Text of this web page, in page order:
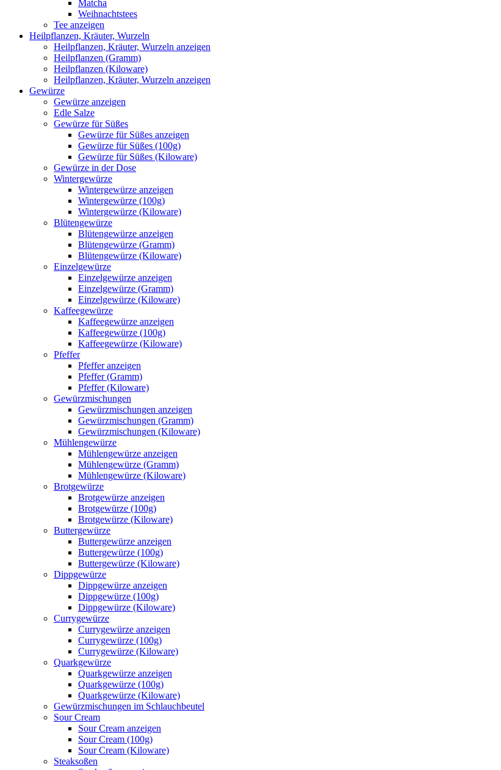
Matcha
Weihnachtstees
Tee anzeigen
Heilpflanzen, Kräuter, Wurzeln
Heilpflanzen, Kräuter, Wurzeln anzeigen
Heilpflanzen (Gramm)
Heilpflanzen (Kiloware)
Heilpflanzen, Kräuter, Wurzeln anzeigen
Gewürze
Gewürze anzeigen
Edle Salze
Gewürze für Süßes
Gewürze für Süßes anzeigen
Gewürze für Süßes (100g)
Gewürze für Süßes (Kiloware)
Gewürze in der Dose
Wintergewürze
Wintergewürze anzeigen
Wintergewürze (100g)
Wintergewürze (Kiloware)
Blütengewürze
Blütengewürze anzeigen
Blütengewürze (Gramm)
Blütengewürze (Kiloware)
Einzelgewürze
Einzelgewürze anzeigen
Einzelgewürze (Gramm)
Einzelgewürze (Kiloware)
Kaffeegewürze
Kaffeegewürze anzeigen
Kaffeegewürze (100g)
Kaffeegewürze (Kiloware)
Pfeffer
Pfeffer anzeigen
Pfeffer (Gramm)
Pfeffer (Kiloware)
Gewürzmischungen
Gewürzmischungen anzeigen
Gewürzmischungen (Gramm)
Gewürzmischungen (Kiloware)
Mühlengewürze
Mühlengewürze anzeigen
Mühlengewürze (Gramm)
Mühlengewürze (Kiloware)
Brotgewürze
Brotgewürze anzeigen
Brotgewürze (100g)
Brotgewürze (Kiloware)
Buttergewürze
Buttergewürze anzeigen
Buttergewürze (100g)
Buttergewürze (Kiloware)
Dippgewürze
Dippgewürze anzeigen
Dippgewürze (100g)
Dippgewürze (Kiloware)
Currygewürze
Currygewürze anzeigen
Currygewürze (100g)
Currygewürze (Kiloware)
Quarkgewürze
Quarkgewürze anzeigen
Quarkgewürze (100g)
Quarkgewürze (Kiloware)
Gewürzmischungen im Schlauchbeutel
Sour Cream
Sour Cream anzeigen
Sour Cream (100g)
Sour Cream (Kiloware)
Steaksoßen